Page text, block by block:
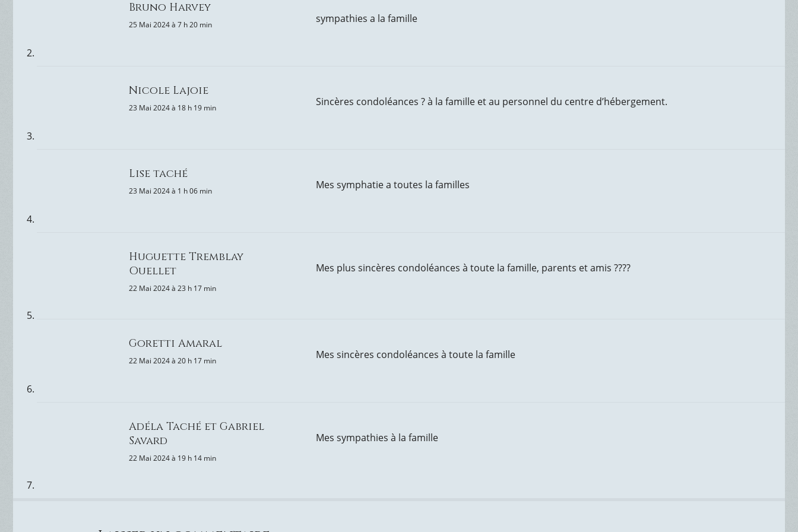
Bruno Harvey
25 Mai 2024 à 7 h 20 min sympathies a la famille
Nicole Lajoie
23 Mai 2024 à 18 h 19 min Sincères condoléances ? à la famille et au personnel du centre d’hébergement.
Lise taché
23 Mai 2024 à 1 h 06 min Mes symphatie a toutes la familles
Huguette Tremblay
Ouellet
22 Mai 2024 à 23 h 17 min
Mes plus sincères condoléances à toute la famille, parents et amis ????
Goretti Amaral
22 Mai 2024 à 20 h 17 min Mes sincères condoléances à toute la famille
Adéla Taché et Gabriel
Savard
22 Mai 2024 à 19 h 14 min
Mes sympathies à la famille